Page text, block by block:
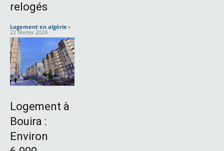
relogés
Logement en algérie -
22 février 2024
Logement à
Bouira :
Environ